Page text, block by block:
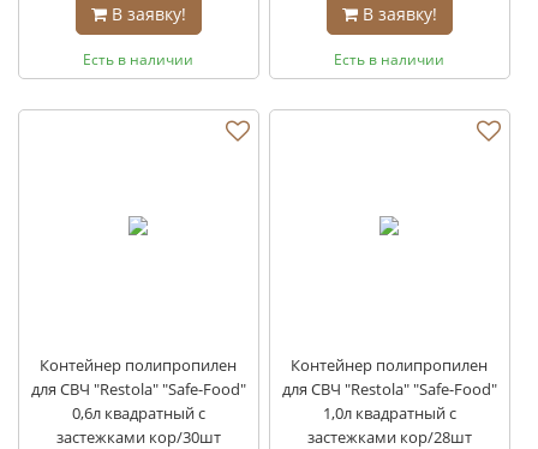
В заявку!
Есть в наличии
В заявку!
Есть в наличии
Контейнер полипропилен
для СВЧ "Restola" "Safe-Food"
0,6л квадратный с
застежками кор/30шт
Контейнер полипропилен
для СВЧ "Restola" "Safe-Food"
1,0л квадратный с
застежками кор/28шт